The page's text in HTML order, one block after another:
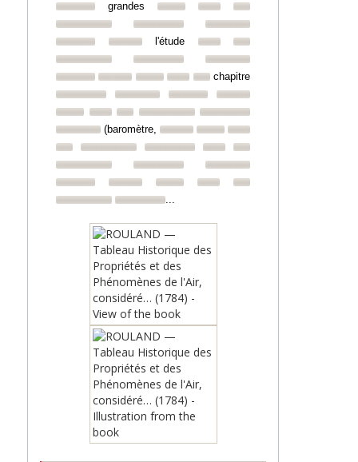
grandes
l'étude
chapitre
(baromètre,
...